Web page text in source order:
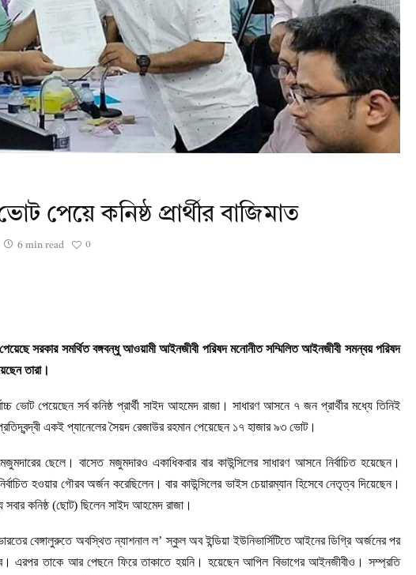
পেয়ে কনিষ্ঠ প্রার্থীর বাজিমাত
6 min read 0
পেয়েছে সরকার সমর্থিত বঙ্গবন্ধু আওয়ামী আইনজীবী পরিষদ মনোনীত সম্মিলিত আইনজীবী সমন্বয় পরিষদ
তারা।
ভোট পেয়েছেন সর্ব কনিষ্ঠ প্রার্থী সাইদ আহমেদ রাজা। সাধারণ আসনে ৭ জন প্রার্থীর মধ্যে তিনিই
একই প্যানেলের সৈয়দ রেজাউর রহমান পেয়েছেন ১৭ হাজার ৯৩ ভোট।
ছেলে। বাসেত মজুমদারও একাধিকবার বার কাউন্সিলের সাধারণ আসনে নির্বাচিত হয়েছেন।
হওয়ার গৌরব অর্জন করেছিলেন। বার কাউন্সিলের ভাইস চেয়ারম্যান হিসেবে নেতৃত্ব দিয়েছেন।
সবার কনিষ্ঠ (ছোট) ছিলেন সাইদ আহমেদ রাজা।
বেঙ্গালুরুতে অবস্থিত ন্যাশনাল ল’ স্কুল অব ইন্ডিয়া ইউনিভার্সিটিতে আইনের ডিগ্রি অর্জনের পর
এরপর তাকে আর পেছনে ফিরে তাকাতে হয়নি। হয়েছেন আপিল বিভাগের আইনজীবীও। সম্প্রতি